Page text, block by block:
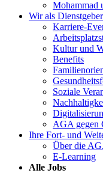
Mohammad
Wir als Dienstgeber
Karriere-
Kultur und
Benefits
Soziale
AGA gegen
Ihre Fort- und
Über die
E-Learning
Alle Jobs